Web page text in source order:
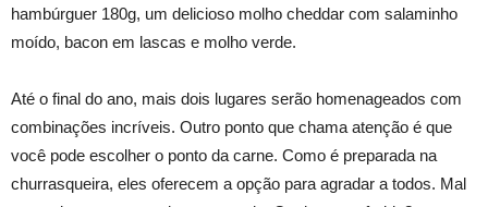
hambúrguer 180g, um delicioso molho cheddar com salaminho
moído, bacon em lascas e molho verde.
Até o final do ano, mais dois lugares serão homenageados com
combinações incríveis. Outro ponto que chama atenção é que
você pode escolher o ponto da carne. Como é preparada na
churrasqueira, eles oferecem a opção para agradar a todos. Mal